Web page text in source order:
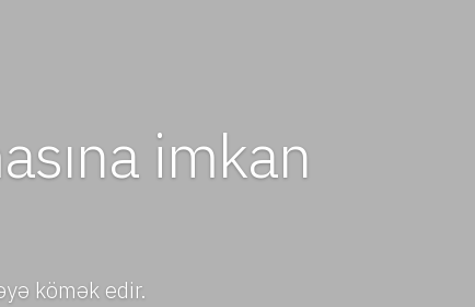
imkan
kömək edir.